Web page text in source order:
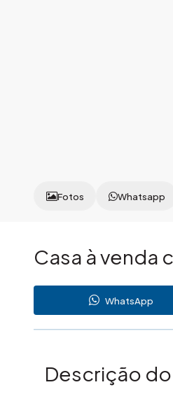
Fotos Whatsapp
Casa à venda
WhatsApp
Descrição